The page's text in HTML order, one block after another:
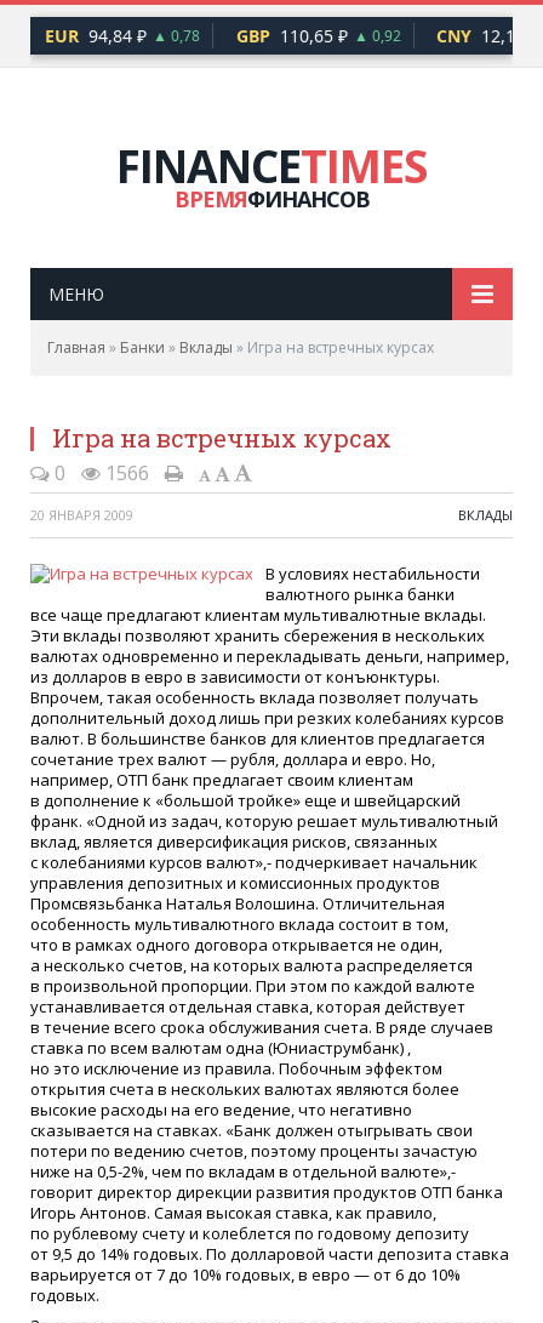
EUR 94,84 ₽ ▲ 0,78 GBP 110,65 ₽ ▲ 0,92 CNY 12,17 ₽
FINANCETIMES
ВРЕМЯФИНАНСОВ
МЕНЮ
Главная » Банки » Вклады » Игра на встречных курсах
Игра на встречных курсах
0 1566
20 ЯНВАРЯ 2009 ВКЛАДЫ
В условиях нестабильности
валютного рынка банки
все чаще предлагают клиентам мультивалютные вклады.
Эти вклады позволяют хранить сбережения в нескольких
валютах одновременно и перекладывать деньги, например,
из долларов в евро в зависимости от конъюнктуры.
Впрочем, такая особенность вклада позволяет получать
дополнительный доход лишь при резких колебаниях курсов
валют. В большинстве банков для клиентов предлагается
сочетание трех валют — рубля, доллара и евро. Но,
например, ОТП банк предлагает своим клиентам
в дополнение к «большой тройке» еще и швейцарский
франк. «Одной из задач, которую решает мультивалютный
вклад, является диверсификация рисков, связанных
с колебаниями курсов валют»,- подчеркивает начальник
управления депозитных и комиссионных продуктов
Промсвязьбанка Наталья Волошина. Отличительная
особенность мультивалютного вклада состоит в том,
что в рамках одного договора открывается не один,
а несколько счетов, на которых валюта распределяется
в произвольной пропорции. При этом по каждой валюте
устанавливается отдельная ставка, которая действует
в течение всего срока обслуживания счета. В ряде случаев
ставка по всем валютам одна (Юниаструмбанк) ,
но это исключение из правила. Побочным эффектом
открытия счета в нескольких валютах являются более
высокие расходы на его ведение, что негативно
сказывается на ставках. «Банк должен отыгрывать свои
потери по ведению счетов, поэтому проценты зачастую
ниже на 0,5-2%, чем по вкладам в отдельной валюте»,-
говорит директор дирекции развития продуктов ОТП банка
Игорь Антонов. Самая высокая ставка, как правило,
по рублевому счету и колеблется по годовому депозиту
от 9,5 до 14% годовых. По долларовой части депозита ставка
варьируется от 7 до 10% годовых, в евро — от 6 до 10%
годовых.